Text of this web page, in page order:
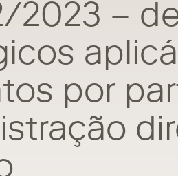
2023 –
por